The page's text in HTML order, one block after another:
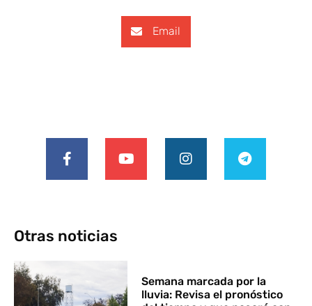
Email
Otras noticias
Semana marcada por la
lluvia: Revisa el pronóstico